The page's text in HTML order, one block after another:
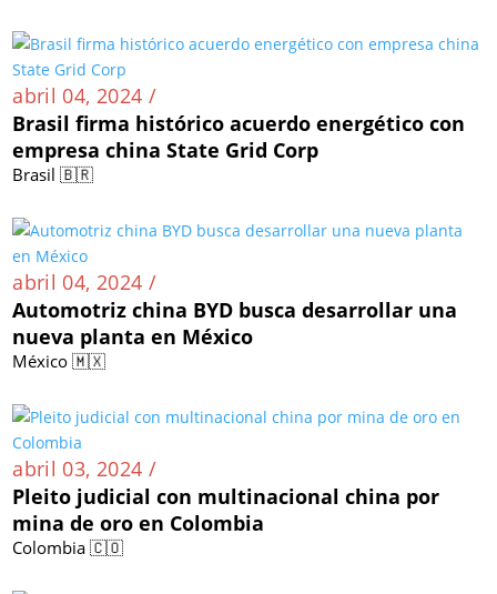
abril 04, 2024 /
Brasil firma histórico acuerdo energético con
empresa china State Grid Corp
Brasil 🇧🇷
abril 04, 2024 /
Automotriz china BYD busca desarrollar una
nueva planta en México
México 🇲🇽
abril 03, 2024 /
Pleito judicial con multinacional china por
mina de oro en Colombia
Colombia 🇨🇴